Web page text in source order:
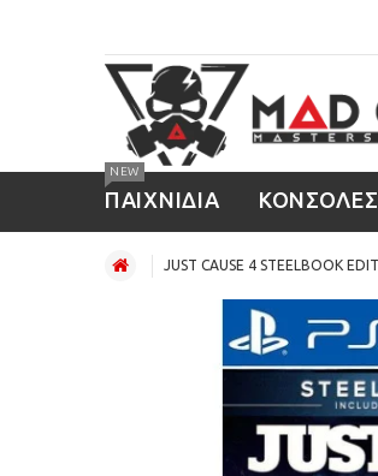
ΠΑΙΧΝΙΔΙΑ
NEW
ΚΟΝΣΟΛΕΣ
JUST CAUSE 4 STEELBOOK